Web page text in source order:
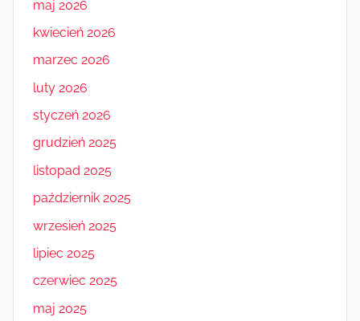
maj 2026
kwiecień 2026
marzec 2026
luty 2026
styczeń 2026
grudzień 2025
listopad 2025
październik 2025
wrzesień 2025
lipiec 2025
czerwiec 2025
maj 2025